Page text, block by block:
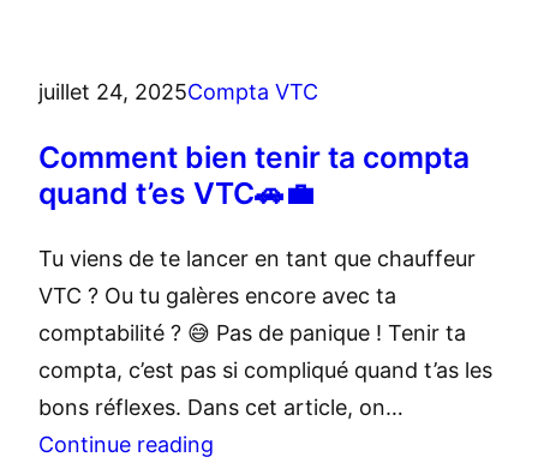
juillet 24, 2025Compta VTC
Comment bien tenir ta compta
quand t’es VTC🚗💼
Tu viens de te lancer en tant que chauffeur
VTC ? Ou tu galères encore avec ta
comptabilité ? 😅 Pas de panique ! Tenir ta
compta, c’est pas si compliqué quand t’as les
bons réflexes. Dans cet article, on…
Continue reading